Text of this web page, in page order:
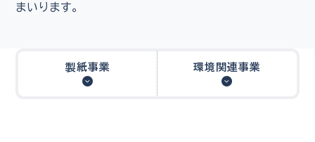
まいります。
製紙事業 環境関連事業